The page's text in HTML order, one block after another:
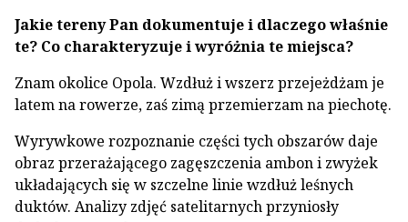
Jakie tereny Pan dokumentuje i dlaczego właśnie
te? Co charakteryzuje i wyróżnia te miejsca?
Znam okolice Opola. Wzdłuż i wszerz przejeżdżam je
latem na rowerze, zaś zimą przemierzam na piechotę.
Wyrywkowe rozpoznanie części tych obszarów daje
obraz przerażającego zagęszczenia ambon i zwyżek
układających się w szczelne linie wzdłuż leśnych
duktów. Analizy zdjęć satelitarnych przyniosły